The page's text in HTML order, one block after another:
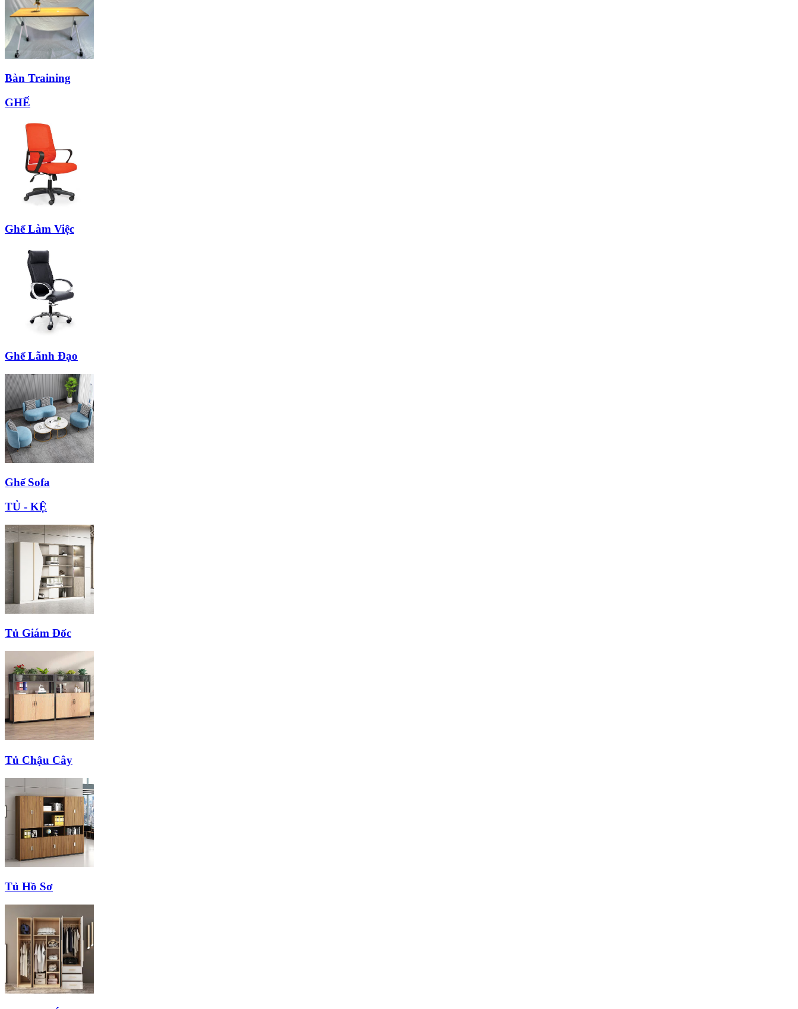
Bàn Training
GHẾ
Ghế Làm Việc
Ghế Lãnh Đạo
Ghế Sofa
TỦ - KỆ
Tủ Giám Đốc
Tủ Chậu Cây
Tủ Hồ Sơ